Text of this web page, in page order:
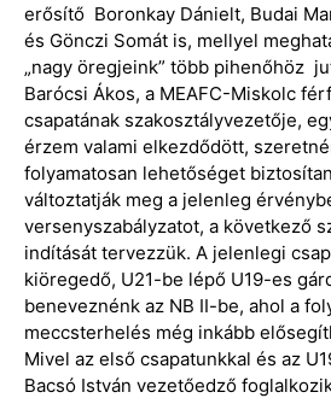
erősítő Boronkay Dánielt, Budai
és Gönczi Somát is, mellyel
„nagy öregjeink” több pihenőhöz
Barócsi Ákos, a MEAFC-Miskolc
csapatának szakosztályvezetője,
érzem valami elkezdődött,
folyamatosan lehetőséget
változtatják meg a jelenleg
versenyszabályzatot, a következő
indítását tervezzük. A jelenlegi
kiöregedő, U21-be lépő U19-es
beneveznénk az NB II-be, ahol a
meccsterhelés még inkább
Mivel az első csapatunkkal és az
Bacsó István vezetőedző